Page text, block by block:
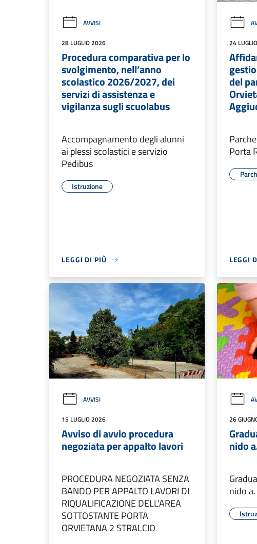
AVVISI
28 LUGLIO 2026
Procedura comparativa per lo
svolgimento, nell’anno
scolastico 2026/2027, dei
servizi di assistenza e
vigilanza sugli scuolabus
Accompagnamento degli alunni
ai plessi scolastici e servizio
Pedibus
Istruzione
LEGGI DI PIÙ
24
del
Porta
LEGGI
AVVISI
15 LUGLIO 2026
Avviso di avvio procedura
negoziata per appalto lavori
PROCEDURA NEGOZIATA SENZA
BANDO PER APPALTO LAVORI DI
RIQUALIFICAZIONE DELL'AREA
SOTTOSTANTE PORTA
ORVIETANA 2 STRALCIO
26
nido
nido